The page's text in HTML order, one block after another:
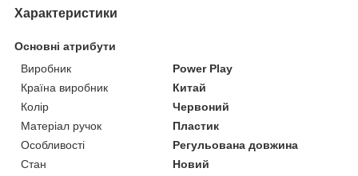
Характеристики
Основні атрибути
Виробник
Power Play
Країна виробник
Китай
Колір
Червоний
Матеріал ручок
Пластик
Особливості
Регульована довжина
Стан
Новий